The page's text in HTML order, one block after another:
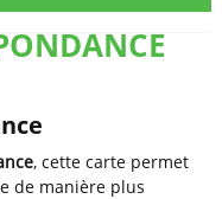
, cette carte permet
de manière plus